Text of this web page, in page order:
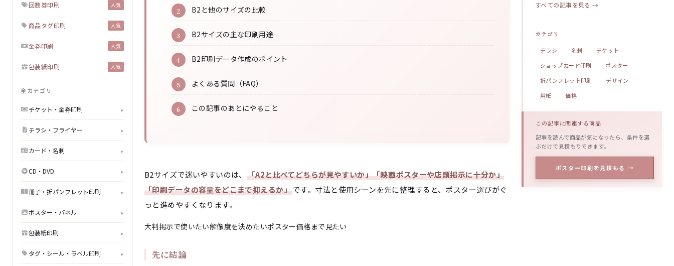
回数券印刷 人気
商品タグ印刷 人気
金券印刷 人気
包装紙印刷 人気
全カテゴリ
チケット・金券印刷 ▸
チラシ・フライヤー ▸
カード・名刺 ▸
CD・DVD ▸
冊子・折パンフレット印刷 ▸
ポスター・パネル ▸
包装紙印刷 ▸
タグ・シール・ラベル印刷 ▸
B2と他のサイズの比較
B2サイズの主な印刷用途
B2印刷データ作成のポイント
よくある質問（FAQ）
この記事のあとにやること
B2サイズで迷いやすいのは、 「A2と比べてどちらが見やすいか」「映画ポスターや店頭掲示に十分か」
「印刷データの容量をどこまで抑えるか」です。寸法と使用シーンを先に整理すると、ポスター選びがぐ
っと進めやすくなります。
大判掲示で使いたい解像度を決めたいポスター価格まで見たい
先に結論
すべての記事を見る →
カテゴリ
チラシ 名刺
チケット
ショップカード印刷
ポスター
折パンフレット印刷
デザイン
用紙
価格
この記事に関連する商品
記事を読んで商品が気になったら、条件を選
ぶだけで見積もりできます。
ポスター印刷を見積もる →